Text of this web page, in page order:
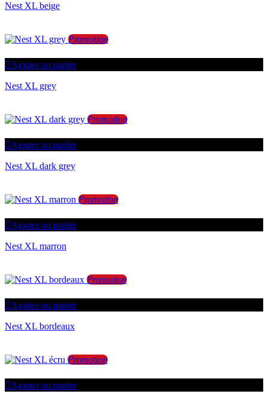
Nest XL beige
Promotion
Ajouter au panier
Nest XL grey
Promotion
Ajouter au panier
Nest XL dark grey
Promotion
Ajouter au panier
Nest XL marron
Promotion
Ajouter au panier
Nest XL bordeaux
Promotion
Ajouter au panier